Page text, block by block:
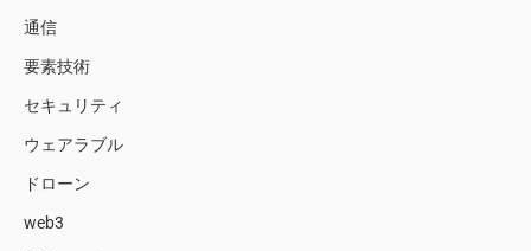
通信
要素技術
セキュリティ
ウェアラブル
ドローン
web3